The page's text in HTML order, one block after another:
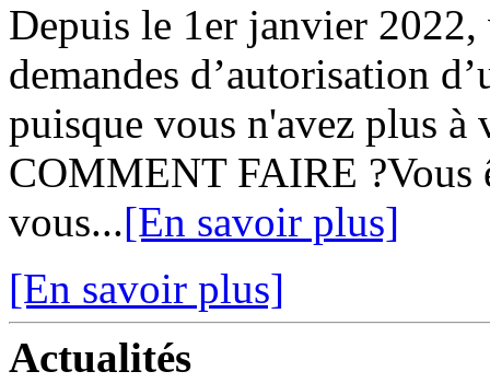
Depuis le 1er janvier
demandes d’autorisation
puisque vous n'avez plus à
COMMENT FAIRE ?Vous
vous...[En savoir plus]
[En savoir plus]
Actualités